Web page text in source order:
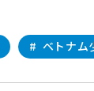
# ベトナム